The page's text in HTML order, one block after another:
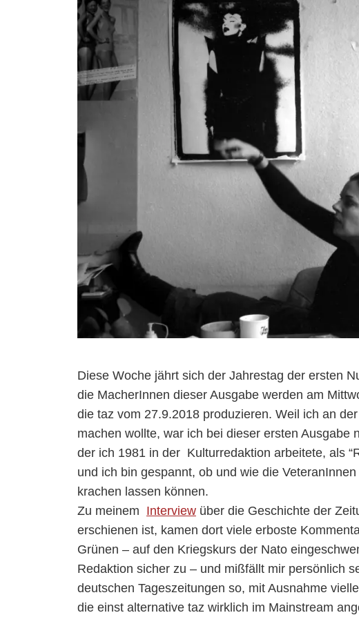
Diese Woche jährt sich der Jahrestag der ersten
die MacherInnen dieser Ausgabe werden am
die taz vom 27.9.2018 produzieren. Weil ich an
machen wollte, war ich bei dieser ersten Ausgabe
der ich 1981 in der Kulturredaktion arbeitete, als
und ich bin gespannt, ob und wie die
krachen lassen können.
Zu meinem Interview über die Geschichte der
erschienen ist, kamen dort viele erboste
Grünen – auf den Kriegskurs der Nato
Redaktion sicher zu – und mißfällt mir persönlich
deutschen Tageszeitungen so, mit Ausnahme
die einst alternative taz wirklich im Mainstream